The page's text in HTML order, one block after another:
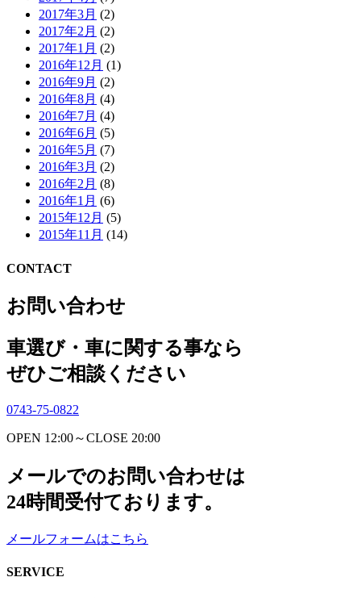
2017年3月 (2)
2017年2月 (2)
2017年1月 (2)
2016年12月 (1)
2016年9月 (2)
2016年8月 (4)
2016年7月 (4)
2016年6月 (5)
2016年5月 (7)
2016年3月 (2)
2016年2月 (8)
2016年1月 (6)
2015年12月 (5)
2015年11月 (14)
CONTACT
お問い合わせ
車選び・車に関する事なら
ぜひご相談ください
0743-75-0822
OPEN 12:00～CLOSE 20:00
メールでのお問い合わせは
24時間受付ております。
メールフォームはこちら
SERVICE